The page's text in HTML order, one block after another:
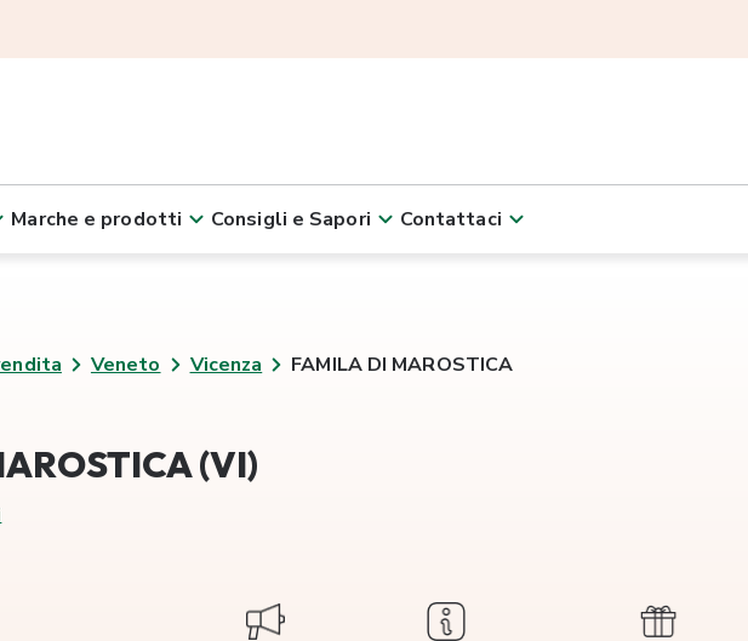
Marche e prodotti Consigli e Sapori Contattaci
Veneto Vicenza FAMILA DI MAROSTICA
(VI)